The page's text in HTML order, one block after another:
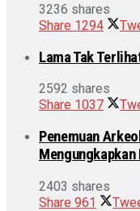
3236 shares
Share 1294
Lama Tak
2592 shares
Share 1037
Penemuan
2403 shares
Share 961